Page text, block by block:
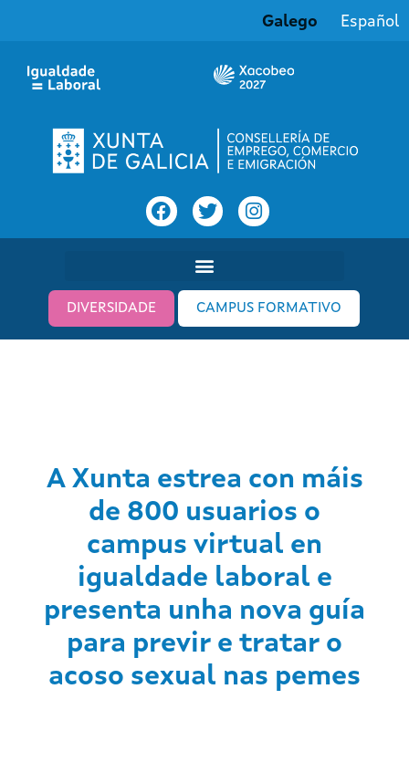
Galego Español
DIVERSIDADE CAMPUS FORMATIVO
A Xunta estrea con máis
de 800 usuarios o
campus virtual en
igualdade laboral e
presenta unha nova guía
para previr e tratar o
acoso sexual nas pemes